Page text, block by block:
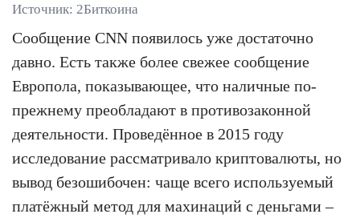
Источник: 2Биткоина
Сообщение CNN появилось уже достаточно
давно. Есть также более свежее сообщение
Европола, показывающее, что наличные по-
прежнему преобладают в противозаконной
деятельности. Проведённое в 2015 году
исследование рассматривало криптовалюты, но
вывод безошибочен: чаще всего используемый
платёжный метод для махинаций с деньгами –